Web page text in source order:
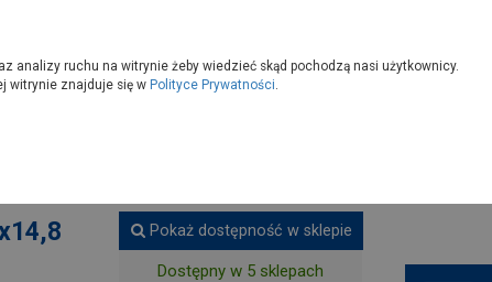
Pokaż dostępność w sklepie
Dostępny w 5 sklepach
ruchu na witrynie żeby wiedzieć skąd pochodzą nasi użytkownicy.
witrynie znajduje się w Polityce Prywatności.